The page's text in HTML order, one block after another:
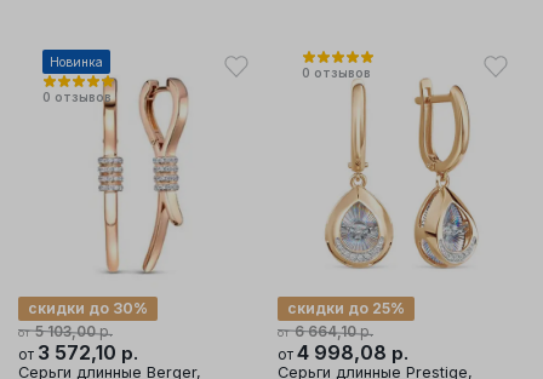
Новинка
0 отзывов
от 5 103,00р.
скидки до 30%
от 3 572,10 р.
Серьги длинные Berger,
0 отзывов
от 6 664,10р.
скидки до 25%
от 4 998,08 р.
Серьги длинные Prestige,